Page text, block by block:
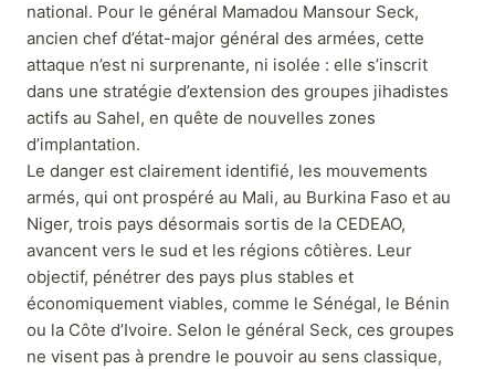
national. Pour le général Mamadou Mansour Seck,
ancien chef d’état-major général des armées, cette
attaque n’est ni surprenante, ni isolée : elle s’inscrit
dans une stratégie d’extension des groupes jihadistes
actifs au Sahel, en quête de nouvelles zones
d’implantation.
Le danger est clairement identifié, les mouvements
armés, qui ont prospéré au Mali, au Burkina Faso et au
Niger, trois pays désormais sortis de la CEDEAO,
avancent vers le sud et les régions côtières. Leur
objectif, pénétrer des pays plus stables et
économiquement viables, comme le Sénégal, le Bénin
ou la Côte d’Ivoire. Selon le général Seck, ces groupes
ne visent pas à prendre le pouvoir au sens classique,